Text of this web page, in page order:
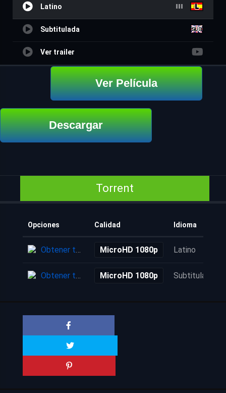
Latino
Subtitulada
Ver trailer
Ver Película
Descargar
Torrent
Opciones Calidad Idioma
Obtener torrent MicroHD 1080p Latino
Obtener torrent MicroHD 1080p Subtitulada